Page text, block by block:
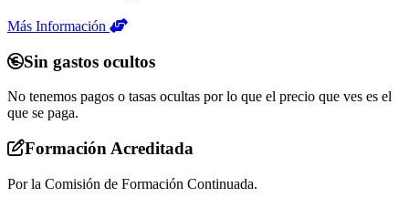
Más Información
Sin gastos ocultos
No tenemos pagos o tasas ocultas por lo que el precio que ves es el
que se paga.
Formación Acreditada
Por la Comisión de Formación Continuada.